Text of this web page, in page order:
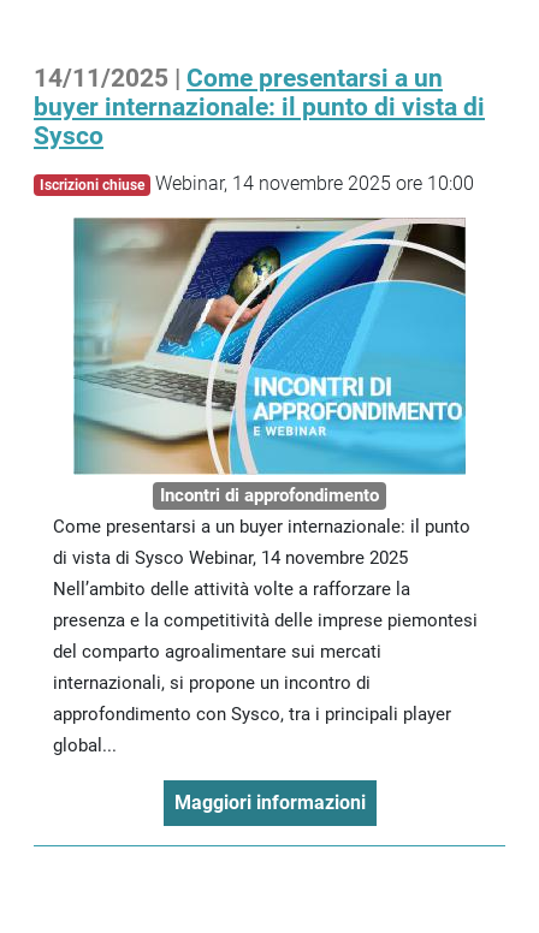
14/11/2025 | Come presentarsi a un
buyer internazionale: il punto di vista di
Sysco
Iscrizioni chiuse Webinar, 14 novembre 2025 ore 10:00
Incontri di approfondimento
Come presentarsi a un buyer internazionale: il punto
di vista di Sysco Webinar, 14 novembre 2025
Nell’ambito delle attività volte a rafforzare la
presenza e la competitività delle imprese piemontesi
del comparto agroalimentare sui mercati
internazionali, si propone un incontro di
approfondimento con Sysco, tra i principali player
global...
Maggiori informazioni